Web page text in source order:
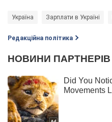
Україна Зарплати в Україні
Редакційна політика